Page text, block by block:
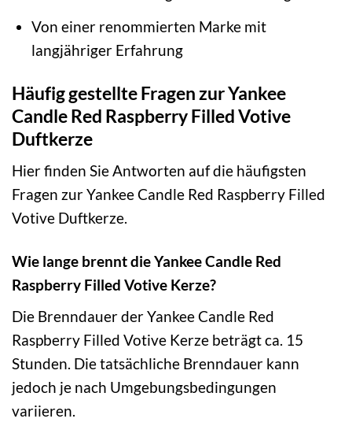
Von einer renommierten Marke mit
langjähriger Erfahrung
Häufig gestellte Fragen zur Yankee
Candle Red Raspberry Filled Votive
Duftkerze
Hier finden Sie Antworten auf die häufigsten
Fragen zur Yankee Candle Red Raspberry Filled
Votive Duftkerze.
Wie lange brennt die Yankee Candle Red
Raspberry Filled Votive Kerze?
Die Brenndauer der Yankee Candle Red
Raspberry Filled Votive Kerze beträgt ca. 15
Stunden. Die tatsächliche Brenndauer kann
jedoch je nach Umgebungsbedingungen
variieren.